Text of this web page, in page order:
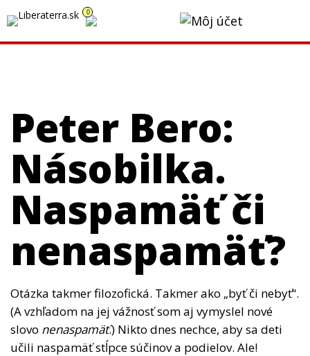
Momentálne čerpáme dovolenku. Všetky prijaté objednávky
budeme vybavovať postupne v týždni od 10.8.2026.
0
Peter Bero:
Násobilka.
Naspamäť či
nenaspamäť?
Otázka takmer filozofická. Takmer ako „byť či nebyť“.
(A vzhľadom na jej vážnosť som aj vymyslel nové
slovo nenaspamäť.) Nikto dnes nechce, aby sa deti
učili naspamäť stĺpce súčinov a podielov. Ale!